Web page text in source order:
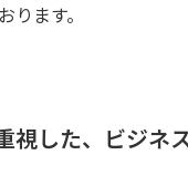
ます。
視した、ビジ